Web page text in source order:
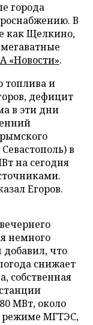
города
В
как Щелкино,
«Новости».
топлива и
дефицит
в эти дни
в
на сегодня
Егоров.
немного
что
снижает
собственная
МВт, около
режиме МГТЭС,